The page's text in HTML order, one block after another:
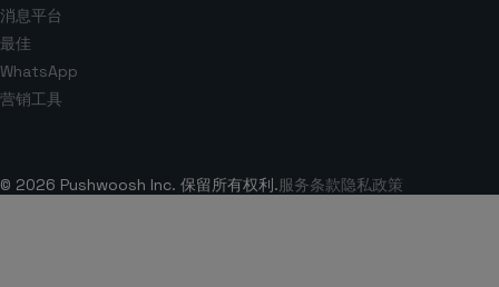
消息平台
最佳
WhatsApp
营销工具
© 2026 Pushwoosh Inc. 保留所有权利.服务条款隐私政策